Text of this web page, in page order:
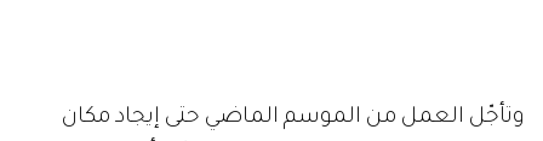
وتأجّل العمل من الموسم الماضي حتى إيجاد مكان